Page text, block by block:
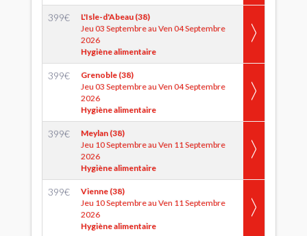
399€
L'Isle-d'Abeau (38)
Jeu 03 Septembre au Ven 04 Septembre
2026
Hygiène alimentaire
399€
Grenoble (38)
Jeu 03 Septembre au Ven 04 Septembre
2026
Hygiène alimentaire
399€
Meylan (38)
Jeu 10 Septembre au Ven 11 Septembre
2026
Hygiène alimentaire
399€
Vienne (38)
Jeu 10 Septembre au Ven 11 Septembre
2026
Hygiène alimentaire